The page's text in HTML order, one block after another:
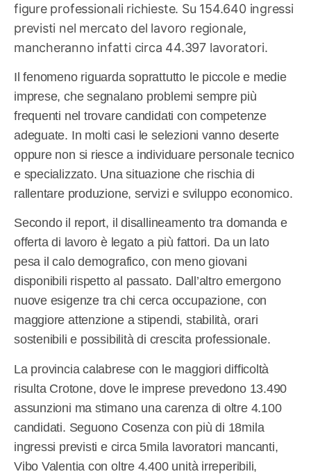
figure professionali richieste. Su 154.640 ingressi
previsti nel mercato del lavoro regionale,
mancheranno infatti circa 44.397 lavoratori.
Il fenomeno riguarda soprattutto le piccole e medie
imprese, che segnalano problemi sempre più
frequenti nel trovare candidati con competenze
adeguate. In molti casi le selezioni vanno deserte
oppure non si riesce a individuare personale tecnico
e specializzato. Una situazione che rischia di
rallentare produzione, servizi e sviluppo economico.
Secondo il report, il disallineamento tra domanda e
offerta di lavoro è legato a più fattori. Da un lato
pesa il calo demografico, con meno giovani
disponibili rispetto al passato. Dall’altro emergono
nuove esigenze tra chi cerca occupazione, con
maggiore attenzione a stipendi, stabilità, orari
sostenibili e possibilità di crescita professionale.
La provincia calabrese con le maggiori difficoltà
risulta Crotone, dove le imprese prevedono 13.490
assunzioni ma stimano una carenza di oltre 4.100
candidati. Seguono Cosenza con più di 18mila
ingressi previsti e circa 5mila lavoratori mancanti,
Vibo Valentia con oltre 4.400 unità irreperibili,